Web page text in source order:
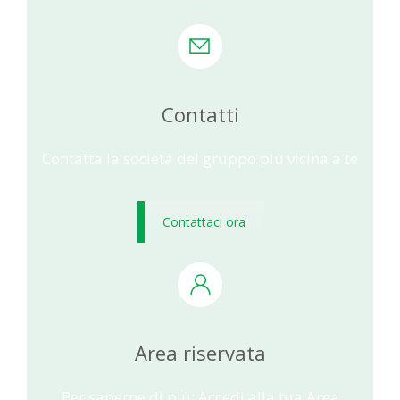
Contatti
Contatta la società del gruppo più vicina a te
Contattaci ora
Area riservata